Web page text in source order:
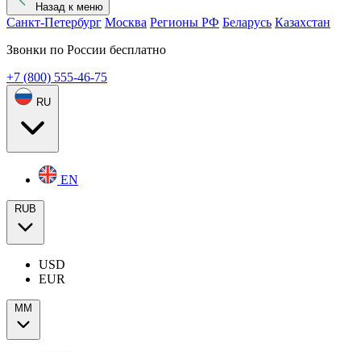
Назад к меню
Санкт-Петербург Москва Регионы РФ Беларусь Казахстан
Звонки по России бесплатно
+7 (800) 555-46-75
RU
EN
RUB
USD
EUR
ММ